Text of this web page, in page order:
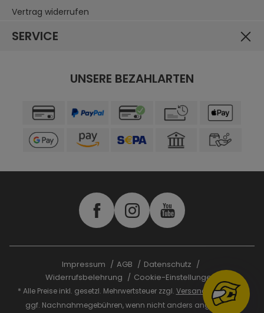
Vertrag widerrufen
SERVICE
UNSERE BEZAHLARTEN
Impressum AGB
Datenschutz
Widerrufsbelehrung
Cookie-Einstellungen
* Alle Preise inkl. gesetzl. Mehrwertsteuer zzgl. Versandkostenund
ggf. Nachnahmegebühren, wenn nicht anders angegeben.